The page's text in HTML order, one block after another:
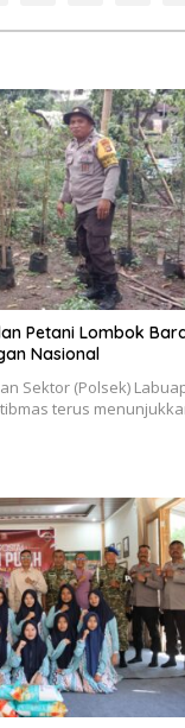
Petani Lombok
Nasional
Sektor (Polsek)
terus